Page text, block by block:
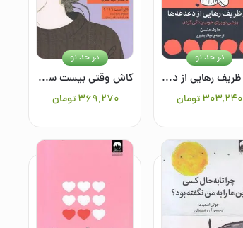
هنر ظریف رهایی از دغدغه‌ها: روشی‌نو برای خوب زندگی کردن
۳۰۳٬۲۴۰تومان
در حد نو
کاش وقتی بیست ساله بودم می‌دانستم: دوره‌ای فشرده برای پیدا کردن جای خود در دنیا
۳۶۹٬۲۷۰ تومان
در حد نو